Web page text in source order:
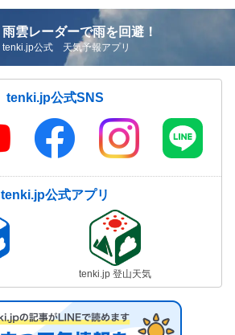
雨雲レーダーで雨を回避！
tenki.jp公式 天気予報アプリ
tenki.jp公式SNS
tenki.jp公式アプリ
tenki.jp 登山天気